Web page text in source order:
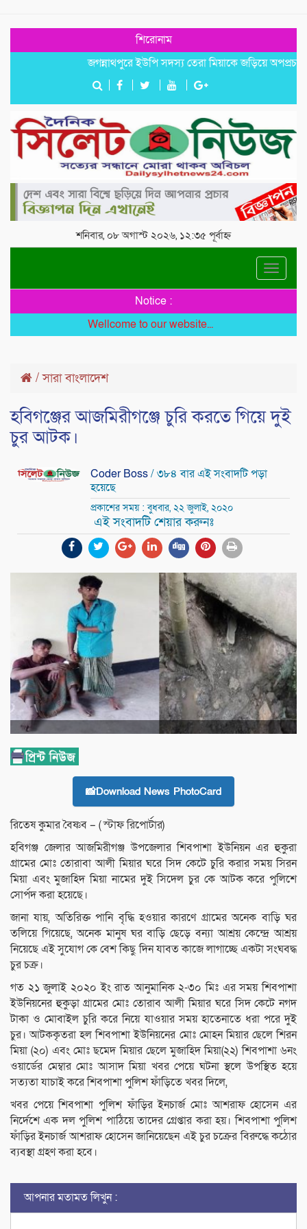
শিরোনাম
জগন্নাথপুরে ইউপি সদস্য তেরা মিয়াকে জড়িয়ে অপপ্রচার,
শনিবার, ০৮ অগাস্ট ২০২৬, ১২:৩৫ পূর্বাহ্ন
Toggle
Notice :
Wellcome to our website...
/সারা বাংলাদেশ
হবিগঞ্জের আজমিরীগঞ্জে চুরি করতে গিয়ে দুই
চুর আটক।
Coder Boss/ ৩৮৪ বার এই সংবাদটি পড়া
হয়েছে
প্রকাশের সময় : বুধবার, ২২ জুলাই, ২০২০
এই সংবাদটি শেয়ার করুনঃ
📸Download News PhotoCard
রিতেষ কুমার বৈষ্ণব – ( স্টাফ রিপোর্টার)
হবিগঞ্জ জেলার আজমিরীগঞ্জ উপজেলার শিবপাশা ইউনিয়ন এর হুকুরা
গ্রামের মোঃ তোরাবা আলী মিয়ার ঘরে সিদ কেটে চুরি করার সময় সিরন
মিয়া এবং মুজাহিদ মিয়া নামের দুই সিদেল চুর কে আটক করে পুলিশে
সোর্পদ করা হয়েছে।
জানা যায়, অতিরিক্ত পানি বৃদ্ধি হওয়ার কারণে গ্রামের অনেক বাড়ি ঘর
তলিয়ে গিয়েছে, অনেক মানুষ ঘর বাড়ি ছেড়ে বন্যা আশ্রয় কেন্দ্রে আশ্রয়
নিয়েছে এই সুযোগ কে বেশ কিছু দিন যাবত কাজে লাগাচ্ছে একটা সংঘবদ্ধ
চুর চক্র।
গত ২১ জুলাই ২০২০ ইং রাত আনুমানিক ২-৩০ মিঃ এর সময় শিবপাশা
ইউনিয়নের হুকুড়া গ্রামের মোঃ তোরাব আলী মিয়ার ঘরে সিদ কেটে নগদ
টাকা ও মোবাইল চুরি করে নিয়ে যাওয়ার সময় হাতেনাতে ধরা পরে দুই
চুর। আটককৃতরা হল শিবপাশা ইউনিয়নের মোঃ মোহন মিয়ার ছেলে শিরন
মিয়া (২০) এবং মোঃ ছমেদ মিয়ার ছেলে মুজাহিদ মিয়া(২২) শিবপাশা ৬নং
ওয়ার্ডের মেম্বার মোঃ আসাদ মিয়া খবর পেয়ে ঘটনা স্থলে উপস্থিত হয়ে
সত্যতা যাচাই করে শিবপাশা পুলিশ ফাঁড়িতে খবর দিলে,
খবর পেয়ে শিবপাশা পুলিশ ফাঁড়ির ইনচার্জ মোঃ আশরাফ হোসেন এর
নির্দেশে এক দল পুলিশ পাঠিয়ে তাদের গ্রেপ্তার করা হয়। শিবপাশা পুলিশ
ফাঁড়ির ইনচার্জ আশরাফ হোসেন জানিয়েছেন এই চুর চক্রের বিরুদ্ধে কঠোর
ব্যবস্থা গ্রহণ করা হবে।
আপনার মতামত লিখুন :